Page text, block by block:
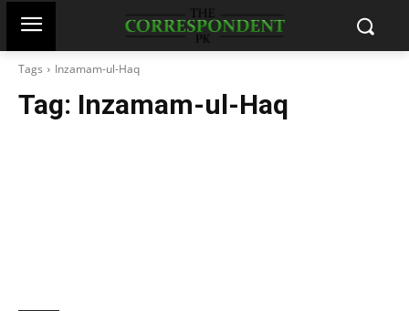
Tags Inzamam-ul-Haq
Tag: Inzamam-ul-Haq